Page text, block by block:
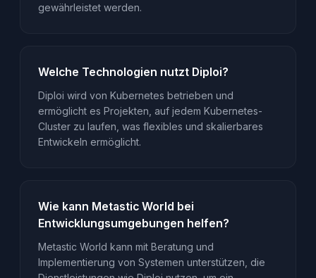
gewährleistet werden.
Welche Technologien nutzt Diploi?
Diploi wird von Kubernetes betrieben und
ermöglicht es Projekten, auf jedem Kubernetes-
Cluster zu laufen, was flexibles und skalierbares
Entwickeln ermöglicht.
Wie kann Metastic World bei
Entwicklungsumgebungen helfen?
Metastic World kann mit Beratung und
Implementierung von Systemen unterstützen, die